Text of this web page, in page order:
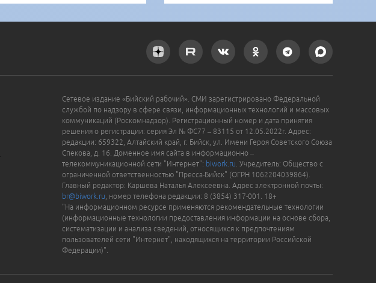
Сетевое издание «Бийский рабочий». СМИ зарегистрировано Федеральной
службой по надзору в сфере связи, информационных технологий и массовых
коммуникаций (Роскомнадзор). Регистрационный номер и дата принятия
решения о регистрации: серия Эл № ФС77 – 83115 от 12.05.2022г. Адрес:
редакции: 659322, Алтайский край, г. Бийск, ул. Имени Героя Советского Союза
Спекова, д. 16. Доменное имя сайта в информационно –
телекоммуникационной сети "Интернет": biwork.ru . Учредитель: Общество с
ограниченной ответственностью "Пресса-Бийск" (ОГРН 1062204039864).
Главный редактор: Каршева Наталья Алексеевна. Адрес электронной почты:
br@biwork.ru , номер телефона редакции: 8 (3854) 317-001. 18+
"На информационном ресурсе применяются рекомендательные технологии
(информационные технологии предоставления информации на основе сбора,
систематизации и анализа сведений, относящихся к предпочтениям
пользователей сети "Интернет", находящихся на территории Российской
Федерации)".